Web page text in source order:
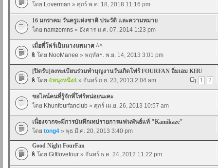
โดย Loverman » ศุกร์ พ.ค. 18, 2018 11:16 pm
16 มกราคม วันครูแห่งชาติ ประวัติ และความหมาย
โดย namzomns » อังคาร ม.ค. 07, 2014 1:23 pm
เมื่อพี่โฟร์เป็นนางนพมาศ ^^
โดย NooManee » พฤหัสฯ. พ.ย. 14, 2013 3:01 pm
[ปิดรับ]ลงทะเบียนร่วมทำบุญงานวันเกิดโฟร์ FOURFAN อิ่มเอม KHU
1
2
โดย 4หนุงหนิง4 » จันทร์ ก.ย. 23, 2013 2:04 am
ขอไลน์คนที่รู้จักพี่โฟร์หน่อยนะคะ
โดย Khunfourfanclub » ศุกร์ เม.ย. 26, 2013 10:57 am
เนื่องจากจะมีการบันทึกเทปรายการแฟนพันธ์แท้ "Kamikaze"
โดย tong4 » พุธ มี.ค. 20, 2013 3:40 pm
Good Night FourFan
โดย Giftlovefour » จันทร์ ธ.ค. 24, 2012 11:22 pm